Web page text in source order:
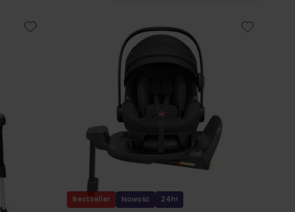
Bestseller Nowość 24h!